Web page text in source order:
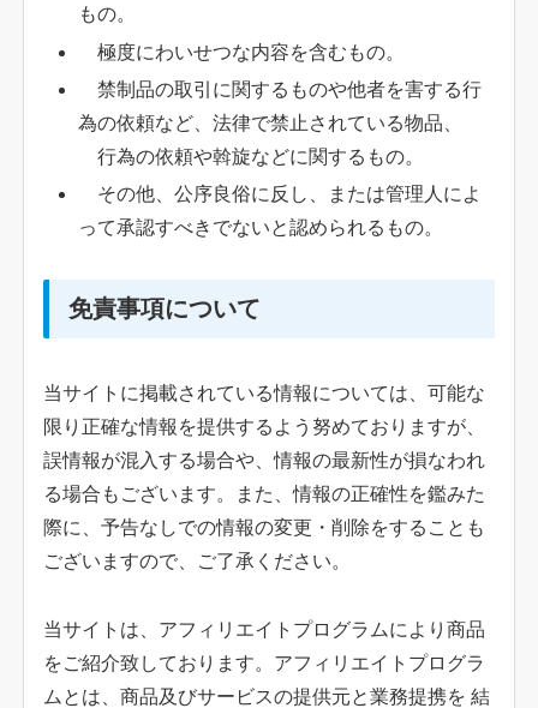
もの。
極度にわいせつな内容を含むもの。
禁制品の取引に関するものや他者を害する行
為の依頼など、法律で禁止されている物品、
行為の依頼や斡旋などに関するもの。
その他、公序良俗に反し、または管理人によ
って承認すべきでないと認められるもの。
免責事項について
当サイトに掲載されている情報については、可能な
限り正確な情報を提供するよう努めておりますが、
誤情報が混入する場合や、情報の最新性が損なわれ
る場合もございます。また、情報の正確性を鑑みた
際に、予告なしでの情報の変更・削除をすることも
ございますので、ご了承ください。
当サイトは、アフィリエイトプログラムにより商品
をご紹介致しております。アフィリエイトプログラ
ムとは、商品及びサービスの提供元と業務提携を 結